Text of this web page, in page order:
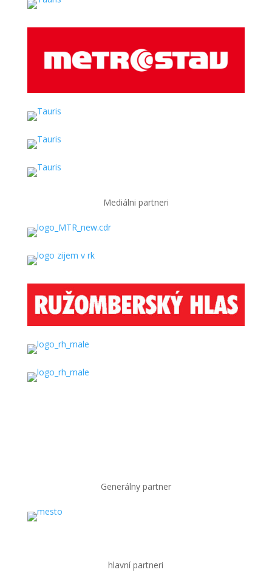
Mediálni partneri
Generálny partner
hlavní partneri